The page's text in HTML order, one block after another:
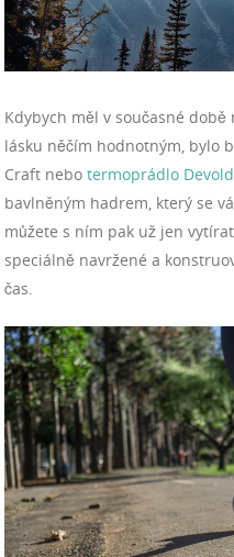
Kdybych měl v současné
lásku něčím hodnotným, bylo
Craft nebo termoprádlo Devold
bavlněným hadrem, který se
můžete s ním pak už jen
speciálně navržené a
čas.